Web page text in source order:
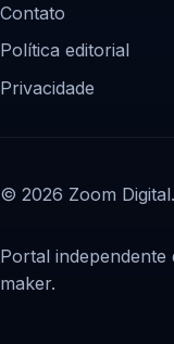
Contato
Política editorial
Privacidade
© 2026 Zoom Digital.
Portal
maker.